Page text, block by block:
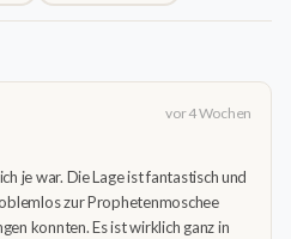
vor 4 Wochen
je war. Die Lage ist fantastisch und
zur Prophetenmoschee
konnten. Es ist wirklich ganz in